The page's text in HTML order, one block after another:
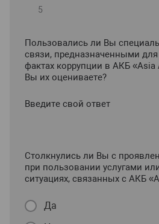
Пользовались ли Вы
связи, предназначенными
фактах коррупции в АКБ «Asia
Вы их оцениваете?
Введите свой ответ
Столкнулись ли Вы с
при пользовании услугами
ситуациях, связанных с АКБ
Да